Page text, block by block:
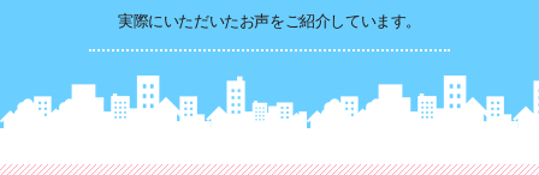
実際にいただいたお声をご紹介しています。